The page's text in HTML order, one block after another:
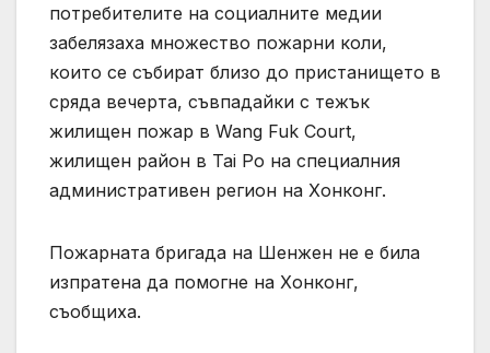
потребителите на социалните медии
забелязаха множество пожарни коли,
които се събират близо до пристанището в
сряда вечерта, съвпадайки с тежък
жилищен пожар в Wang Fuk Court,
жилищен район в Tai Po на специалния
административен регион на Хонконг.
Пожарната бригада на Шенжен не е била
изпратена да помогне на Хонконг,
съобщиха.